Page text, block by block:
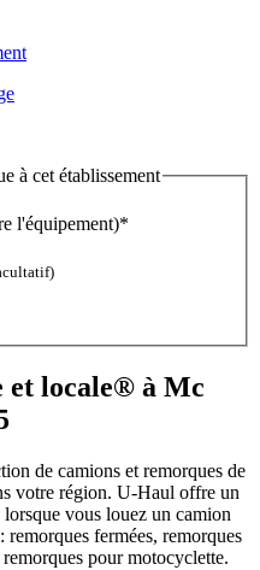
à cet établissement
l'équipement)*
et locale® à Mc
de camions et remorques de
votre région. U-Haul offre un
lorsque vous louez un camion
fermées, remorques
pour motocyclette.